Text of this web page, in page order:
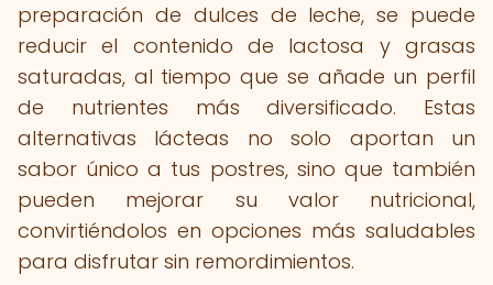
preparación de dulces de leche, se puede
reducir el contenido de lactosa y grasas
saturadas, al tiempo que se añade un perfil
de nutrientes más diversificado. Estas
alternativas lácteas no solo aportan un
sabor único a tus postres, sino que también
pueden mejorar su valor nutricional,
convirtiéndolos en opciones más saludables
para disfrutar sin remordimientos.